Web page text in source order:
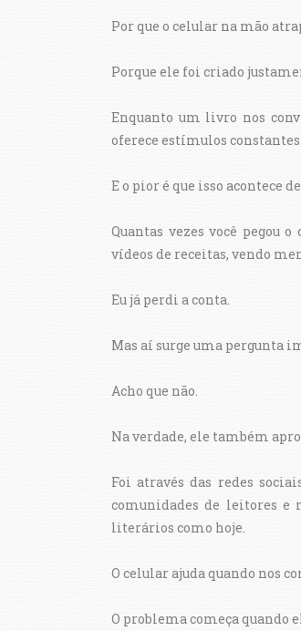
Por que o celular na mão
Porque ele foi criado
Enquanto um livro nos
oferece estímulos
E o pior é que isso acontece
Quantas vezes você pegou
vídeos de receitas, vendo
Eu já perdi a conta.
Mas aí surge uma pergunta
Acho que não.
Na verdade, ele também
Foi através das redes
comunidades de leitores e
literários como hoje.
O celular ajuda quando nos
O problema começa quando